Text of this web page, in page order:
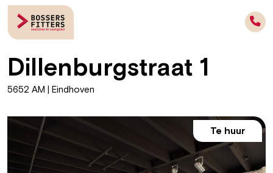
Dillenburgstraat 1
5652 AM | Eindhoven
Te huur